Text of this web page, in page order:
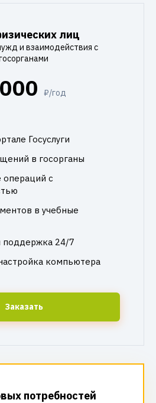
лиц
и взаимодействия с
₽/год
Госуслуги
в госорганы
с
в учебные
поддержка 24/7
компьютера
Заказать
потребностей